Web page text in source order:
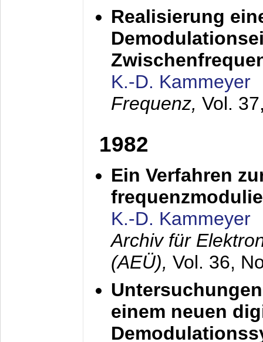
Realisierung
K.-D. Kammeyer
Frequenz, Vol.
1982
Ein Verfahren
K.-D. Kammeyer
Archiv für
(AEÜ), Vol. 36,
einem neuen